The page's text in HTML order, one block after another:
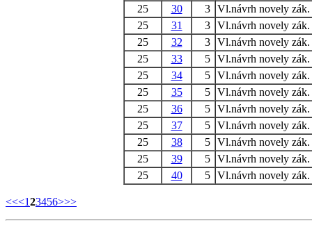
25
30 3 Vl.návrh novely zák.
25
31 3 Vl.návrh novely zák.
25
32 3 Vl.návrh novely zák.
25
33 5 Vl.návrh novely zák.
25
34 5 Vl.návrh novely zák.
25
35 5 Vl.návrh novely zák.
25
36 5 Vl.návrh novely zák.
25
37 5 Vl.návrh novely zák.
25
38 5 Vl.návrh novely zák.
25
39 5 Vl.návrh novely zák.
25
40 5 Vl.návrh novely zák.
<<<123456>>>